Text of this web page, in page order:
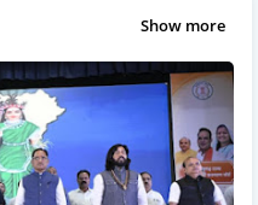
Show more